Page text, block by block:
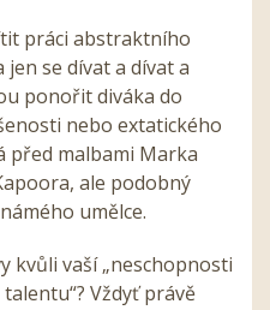
práci abstraktního
se dívat a dívat a
ponořit diváka do
nebo extatického
před malbami Marka
ale podobný
umělce.
kvůli vaší „neschopnosti
Vždyť právě